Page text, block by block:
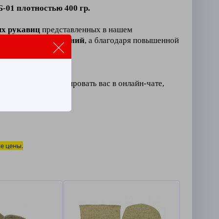
01 плотностью 400 гр.
рукавиц представленных в нашем
повреждений, а благодаря повышенной
проконсультировать вас в онлайн-чате,
цены.